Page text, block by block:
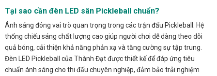
Tại sao cần đèn LED sân Pickleball chuẩn?
Ánh sáng đóng vai trò quan trọng trong các trận đấu Pickleball. Hệ
thống chiếu sáng chất lượng cao giúp người chơi dễ dàng theo dõi
quả bóng, cải thiện khả năng phản xạ và tăng cường sự tập trung.
Đèn LED Pickleball của Thành Đạt được thiết kế để đáp ứng tiêu
chuẩn ánh sáng cho thi đấu chuyên nghiệp, đảm bảo trải nghiệm